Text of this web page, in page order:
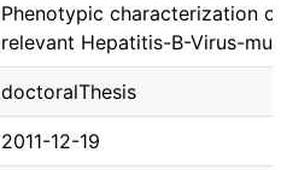
Phenotypic characterization
relevant Hepatitis-B-Virus-
doctoralThesis
2011-12-19